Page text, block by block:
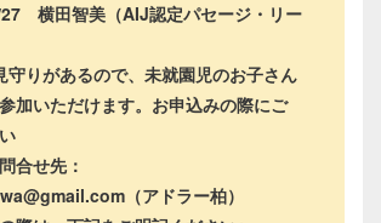
智美（AIJ認定パセージ・リー
守りがあるので、未就園児のお子さん
加いただけます。お申込みの際にご
合せ先：
（アドラー柏）